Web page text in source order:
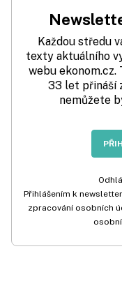
Každou středu
texty aktuálního
webu ekonom.cz.
33 let přináší
nemůžete
Přihlášením k
zpracování osobních